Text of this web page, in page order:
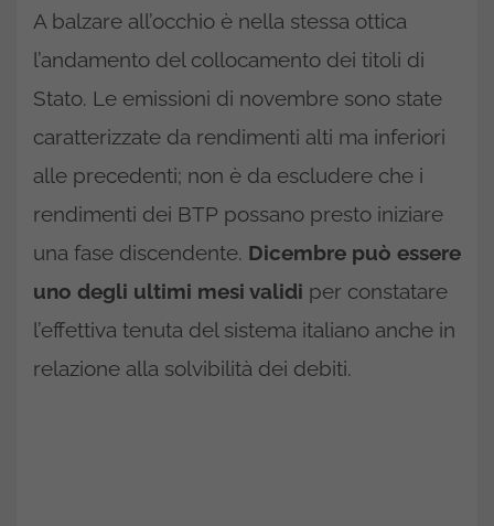
A balzare all’occhio è nella stessa ottica
l’andamento del collocamento dei titoli di
Stato. Le emissioni di novembre sono state
caratterizzate da rendimenti alti ma inferiori
alle precedenti; non è da escludere che i
rendimenti dei BTP possano presto iniziare
una fase discendente. Dicembre può essere
uno degli ultimi mesi validi per constatare
l’effettiva tenuta del sistema italiano anche in
relazione alla solvibilità dei debiti.